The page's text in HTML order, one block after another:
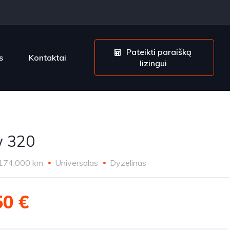
Kontaktai
Pateikti paraišką
lizingui
320
km Universalas Dyzelinas
€